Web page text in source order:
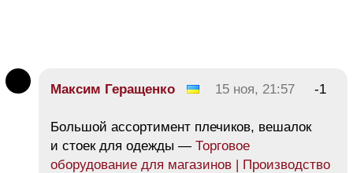
Максим Геращенко 15 ноя, 21:57 -1
Большой ассортимент плечиков, вешалок
и стоек для одежды — Торговое
оборудование для магазинов | Производство